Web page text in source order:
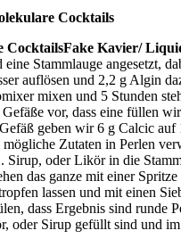
Cocktails
Fake Kavier/
Stammlauge angesetzt,
auflösen und 2,2 g Algin
mixen und 5 Stunden
vor, dass eine füllen
geben wir 6 g Calcic auf
Zutaten in Perlen
Sirup, oder Likör in die
das ganze mit einer
lassen und mit einen
dass Ergebnis sind runde
oder Sirup gefüllt sind und